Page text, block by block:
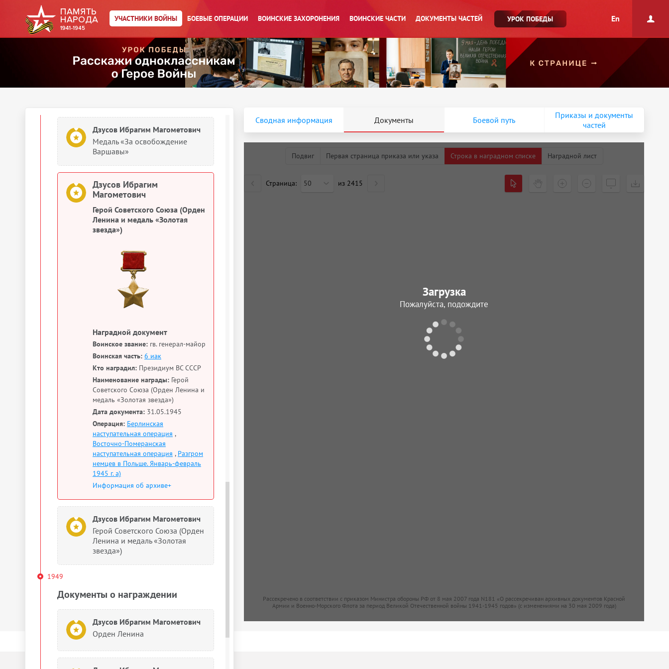
УЧАСТНИКИ ВОЙНЫ БОЕВЫЕ ОПЕРАЦИИ ВОИНСКИЕ ЗАХОРОНЕНИЯ ВОИНСКИЕ ЧАСТИ ДОКУМЕНТЫ ЧАСТЕЙ УРОК ПОБЕДЫ En
Медаль «За победу над
Германией в Великой
Отечественной войне 1941–
1945 гг.»
Дзусов Ибрагим Магометович
Дзусов Ибрагим Магометович
Медаль «За освобождение
Варшавы»
Дзусов Ибрагим
Магометович
Герой Советского Союза (Орден
Ленина и медаль «Золотая
звезда»)
Наградной документ
Воинское звание: гв. генерал-майор
Воинская часть: 6 иак
Кто наградил: Президиум ВС СССР
Наименование награды: Герой
Советского Союза (Орден Ленина и
медаль «Золотая звезда»)
Дата документа: 31.05.1945
Операция: Берлинская
наступательная операция ,
Восточно-Померанская
наступательная операция , Разгром
немцев в Польше. Январь-февраль
1945 г. а)
Информация об архиве+
Дзусов Ибрагим Магометович
Герой Советского Союза (Орден
Ленина и медаль «Золотая
звезда»)
1949
Документы о награждении
Дзусов Ибрагим Магометович
Орден Ленина
Сводная информация Документы Боевой путь
Приказы и документы
частей
Подвиг Первая страница приказа или указа Строка в наградном списке Наградной лист
Страница: 50 из 2415
Рассекречено в соответствии с приказом Министра обороны РФ от 8 мая 2007 года N181 «О рассекречиван архивных документов Красной
Армии и Военно-Морского Флота за период Великой Отечественной войны 1941-1945 годов» (с изменениями на 30 мая 2009 года)
Загрузка
Пожалуйста, подождите